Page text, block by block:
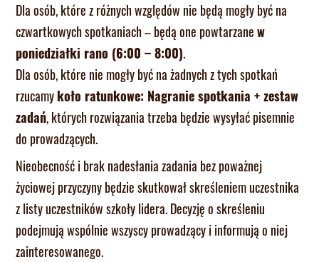
Dla osób, które z różnych względów nie będą mogły być na
czwartkowych spotkaniach – będą one powtarzanew
poniedziałki rano (6:00 – 8:00).
Dla osób, które nie mogły być na żadnych z tych spotkań
rzucamykoło ratunkowe: Nagranie spotkania + zestaw
zadań, których rozwiązania trzeba będzie wysyłać pisemnie
do prowadzących.
Nieobecność i brak nadesłania zadania bez poważnej
życiowej przyczyny będzie skutkował skreśleniem uczestnika
z listy uczestników szkoły lidera. Decyzję o skreśleniu
podejmują wspólnie wszyscy prowadzący i informują o niej
zainteresowanego.